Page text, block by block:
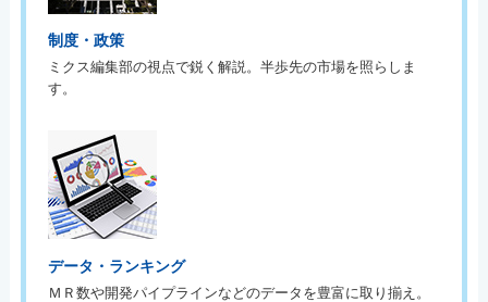
制度・政策
ミクス編集部の視点で鋭く解説。半歩先の市場を照らしま
す。
データ・ランキング
ＭＲ数や開発パイプラインなどのデータを豊富に取り揃え。